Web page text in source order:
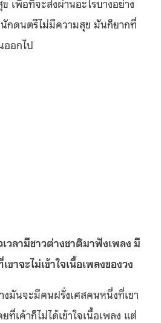
เพื่อที่จะส่งผ่านอะไรบางอย่าง
นักดนตรีไม่มีความสุข มันก็ยากที่
ออกไป
วลามีชาวต่างชาติมาฟังเพลง มี
าจะไม่เข้าใจเนื้อเพลงของวง
มันจะมีคนฝรั่งเศสคนหนึ่งที่เขา
ที่เค้าก็ไม่ได้เข้าใจเนื้อเพลง แต่